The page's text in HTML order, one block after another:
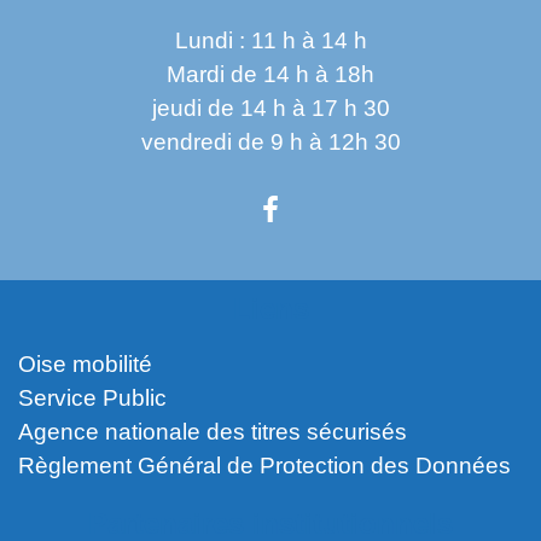
Lundi : 11 h à 14 h
Mardi de 14 h à 18h
jeudi de 14 h à 17 h 30
vendredi de 9 h à 12h 30
Oise mobilité
Service Public
Agence nationale des titres sécurisés
Règlement Général de Protection des Données